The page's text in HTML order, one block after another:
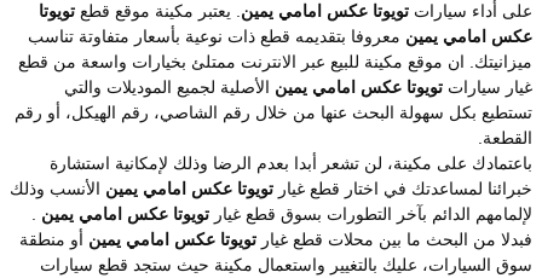
على أداء سيارات تويوتا عكس امامي يمين . يعتبر مكينة موقع قطع تويوتا
عكس امامي يمين معروفا بتقديمه قطع ذات نوعية بأسعار متفاوتة تناسب
ميزانيتك. ان موقع مكينة للبيع عبر الانترنت ممتلئ بخيارات واسعة من قطع
غيار سيارات تويوتا عكس امامي يمين الأصلية لجميع الموديلات والتي
تستطيع بكل سهولة البحث عنها من خلال رقم الشاصي، رقم الهيكل، أو رقم
القطعة.
باعتمادك على مكينة، لن تشعر أبدا بعدم الرضا وذلك لإمكانية استشارة
خبرائنا لمساعدتك في اختار قطع غيار تويوتا عكس امامي يمين الأنسب وذلك
لإلمامهم الدائم بآخر التطورات بسوق قطع غيار تويوتا عكس امامي يمين
فبدلا من البحث ما بين محلات قطع غيار تويوتا عكس امامي يمين أو منطقة
سوق السيارات، عليك بالتغيير واستعمال مكينة حيث ستجد قطع سيارات